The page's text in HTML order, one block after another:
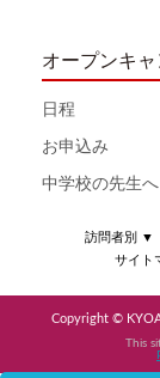
オープンキャ
日程
お申込み
中学校の先生へ
訪問者別 ▼
サイト
Copyright ©
This